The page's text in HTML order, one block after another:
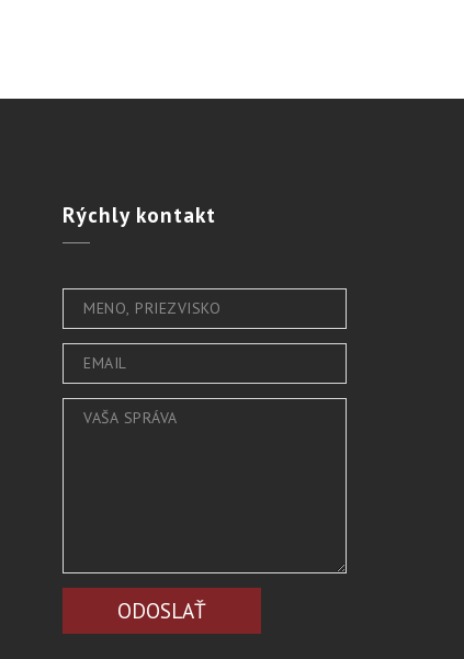
Rýchlykontakt